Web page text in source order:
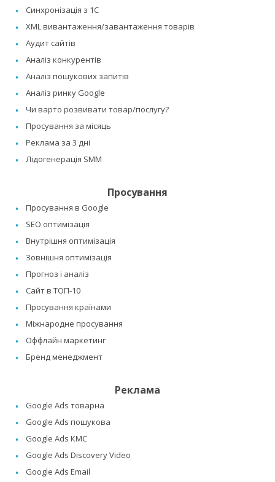
Синхронізація з 1C
XML вивантаження/завантаження товарів
Аудит сайтів
Аналіз конкурентів
Аналіз пошукових запитів
Аналіз ринку Google
Чи варто розвивати товар/послугу?
Просування за місяць
Реклама за 3 дні
Лідогенерація SMM
Просування
Просування в Google
SEO оптимізація
Внутрішня оптимізація
Зовнішня оптимізація
Прогноз і аналіз
Сайт в ТОП-10
Просування країнами
Міжнародне просування
Оффлайн маркетинг
Бренд менеджмент
Реклама
Google Ads товарна
Google Ads пошукова
Google Ads КМС
Google Ads Discovery Video
Google Ads Email